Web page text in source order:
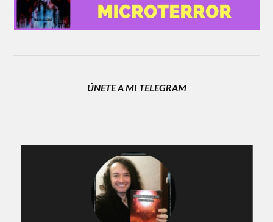
ÚNETE A MI TELEGRAM